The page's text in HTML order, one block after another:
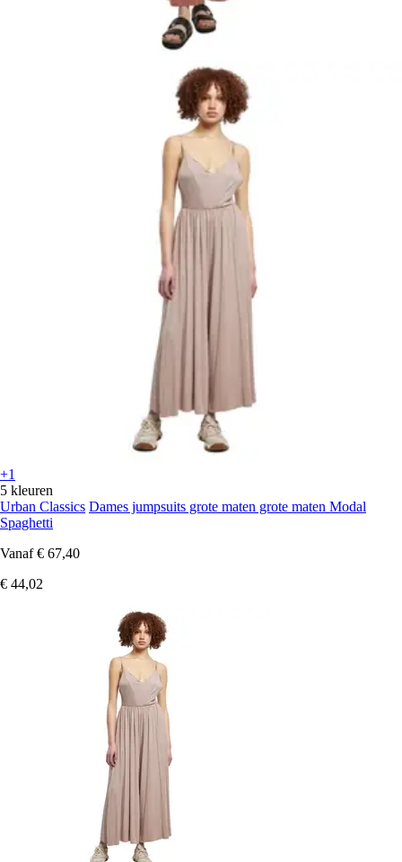
+1
5 kleuren
Urban Classics Dames jumpsuits grote maten grote maten Modal
Spaghetti
Vanaf € 67,40
€ 44,02